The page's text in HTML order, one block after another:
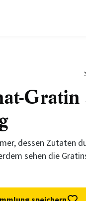
Gratin
dessen Zutaten
sehen die